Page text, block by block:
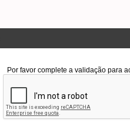
Por favor complete a validação para